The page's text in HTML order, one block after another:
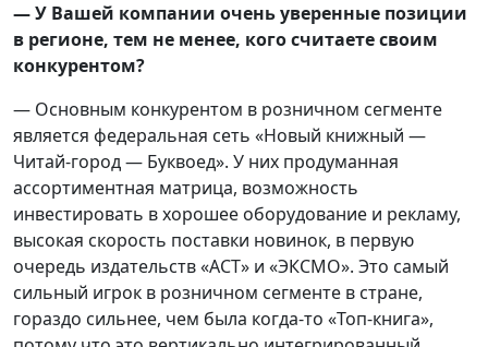
— У Вашей компании очень уверенные позиции
в регионе, тем не менее, кого считаете своим
конкурентом?
— Основным конкурентом в розничном сегменте
является федеральная сеть «Новый книжный —
Читай-город — Буквоед». У них продуманная
ассортиментная матрица, возможность
инвестировать в хорошее оборудование и рекламу,
высокая скорость поставки новинок, в первую
очередь издательств «АСТ» и «ЭКСМО». Это самый
сильный игрок в розничном сегменте в стране,
гораздо сильнее, чем была когда-то «Топ-книга»,